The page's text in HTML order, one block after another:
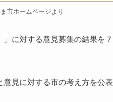
市ホームページより
に対する意見募集の結果を
見に対する市の考え方を公表